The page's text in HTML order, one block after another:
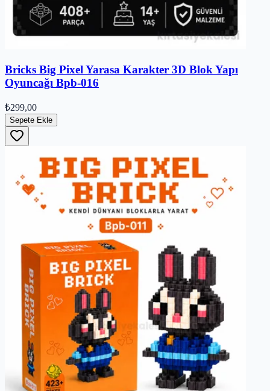
Bricks Big Pixel Yarasa Karakter 3D Blok Yapı
Oyuncağı Bpb-016
₺299,00
Sepete Ekle